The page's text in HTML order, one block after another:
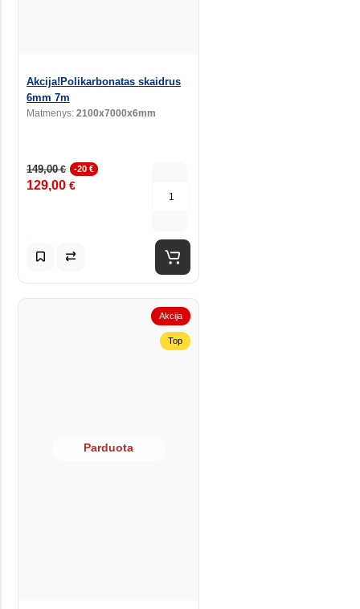
Akcija!Polikarbonatas skaidrus
6mm 7m
Matmenys: 2100x7000x6mm
149,00€ -20 €
129,00 €
Akcija
Top
Parduota